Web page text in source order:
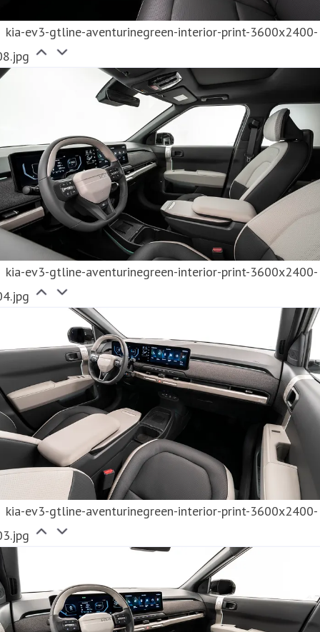
kia-ev3-gtline-aventurinegreen-interior-print-3600x2400-
kia-ev3-gtline-aventurinegreen-interior-print-3600x2400-
kia-ev3-gtline-aventurinegreen-interior-print-3600x2400-